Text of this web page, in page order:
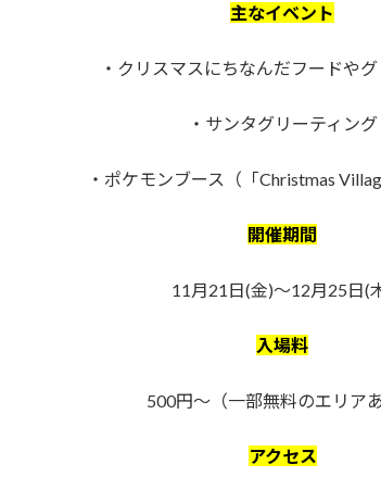
主なイベント
・クリスマスにちなんだフードや
・サンタグリーティング
・ポケモンブース（「Christmas
開催期間
11月21日(金)～12月25日(
入場料
500円〜（一部無料のエリアあ
アクセス